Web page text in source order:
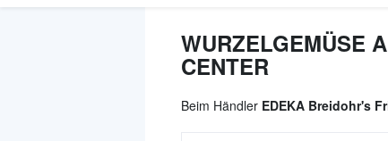
WURZELGEMÜSE
CENTER
Beim Händler EDEKA Breidohr's